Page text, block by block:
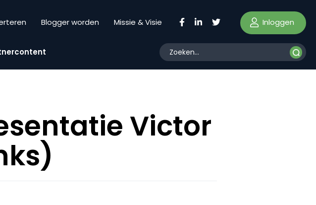
Blogger worden Missie & Visie Inloggen
Victor